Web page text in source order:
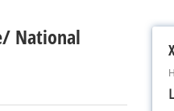
National